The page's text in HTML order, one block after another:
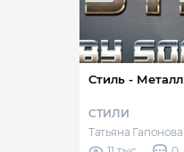
Стиль - Металл
СТИЛИ
Татьяна Гапонова